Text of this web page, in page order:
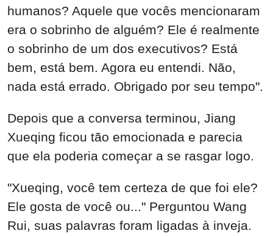
humanos? Aquele que vocês mencionaram
era o sobrinho de alguém? Ele é realmente
o sobrinho de um dos executivos? Está
bem, está bem. Agora eu entendi. Não,
nada está errado. Obrigado por seu tempo".
Depois que a conversa terminou, Jiang
Xueqing ficou tão emocionada e parecia
que ela poderia começar a se rasgar logo.
"Xueqing, você tem certeza de que foi ele?
Ele gosta de você ou..." Perguntou Wang
Rui, suas palavras foram ligadas à inveja.